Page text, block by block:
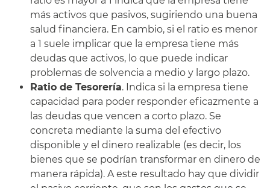
más activos que pasivos, sugiriendo una buena
salud financiera. En cambio, si el ratio es menor
a 1 suele implicar que la empresa tiene más
deudas que activos, lo que puede indicar
problemas de solvencia a medio y largo plazo.
Ratio de Tesorería. Indica si la empresa tiene
capacidad para poder responder eficazmente a
las deudas que vencen a corto plazo. Se
concreta mediante la suma del efectivo
disponible y el dinero realizable (es decir, los
bienes que se podrían transformar en dinero de
manera rápida). A este resultado hay que dividir